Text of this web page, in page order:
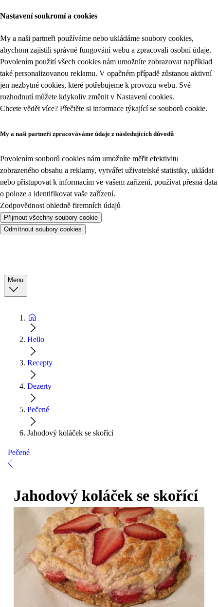
Nastavení soukromí a cookies
My a naši partneři používáme nebo ukládáme soubory cookies,
abychom zajistili správné fungování webu a zpracovali osobní údaje.
Povolením použití všech cookies nám umožníte zobrazovat například
také personalizovanou reklamu. V opačném případě zůstanou aktivní
jen nezbytné cookies, které potřebujeme k provozu webu. Své
rozhodnutí můžete kdykoliv změnit v Nastavení cookies.
Chcete vědět více? Přečtěte si informace týkající se souborů cookie.
My a naši partneři zpracováváme údaje z následujících důvodů
Povolením souborů cookies nám umožníte měřit efektivitu
zobrazeného obsahu a reklamy, vytvářet uživatelské statistiky, ukládat
nebo přistupovat k informacím ve vašem zařízení, používat přesná data
o poloze a identifikovat vaše zařízení.
Zodpovědnost ohledně firemních údajů
Přijmout všechny soubory cookie
Odmítnout soubory cookies
Menu
Hello
Recepty
Dezerty
Pečené
Jahodový koláček se skořící
Pečené
Jahodový koláček se skořící